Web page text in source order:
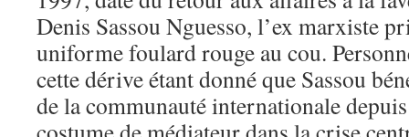
Denis Sassou Nguesso, l’ex marxiste
uniforme foulard rouge au cou.
cette dérive étant donné que Sassou
de la communauté internationale